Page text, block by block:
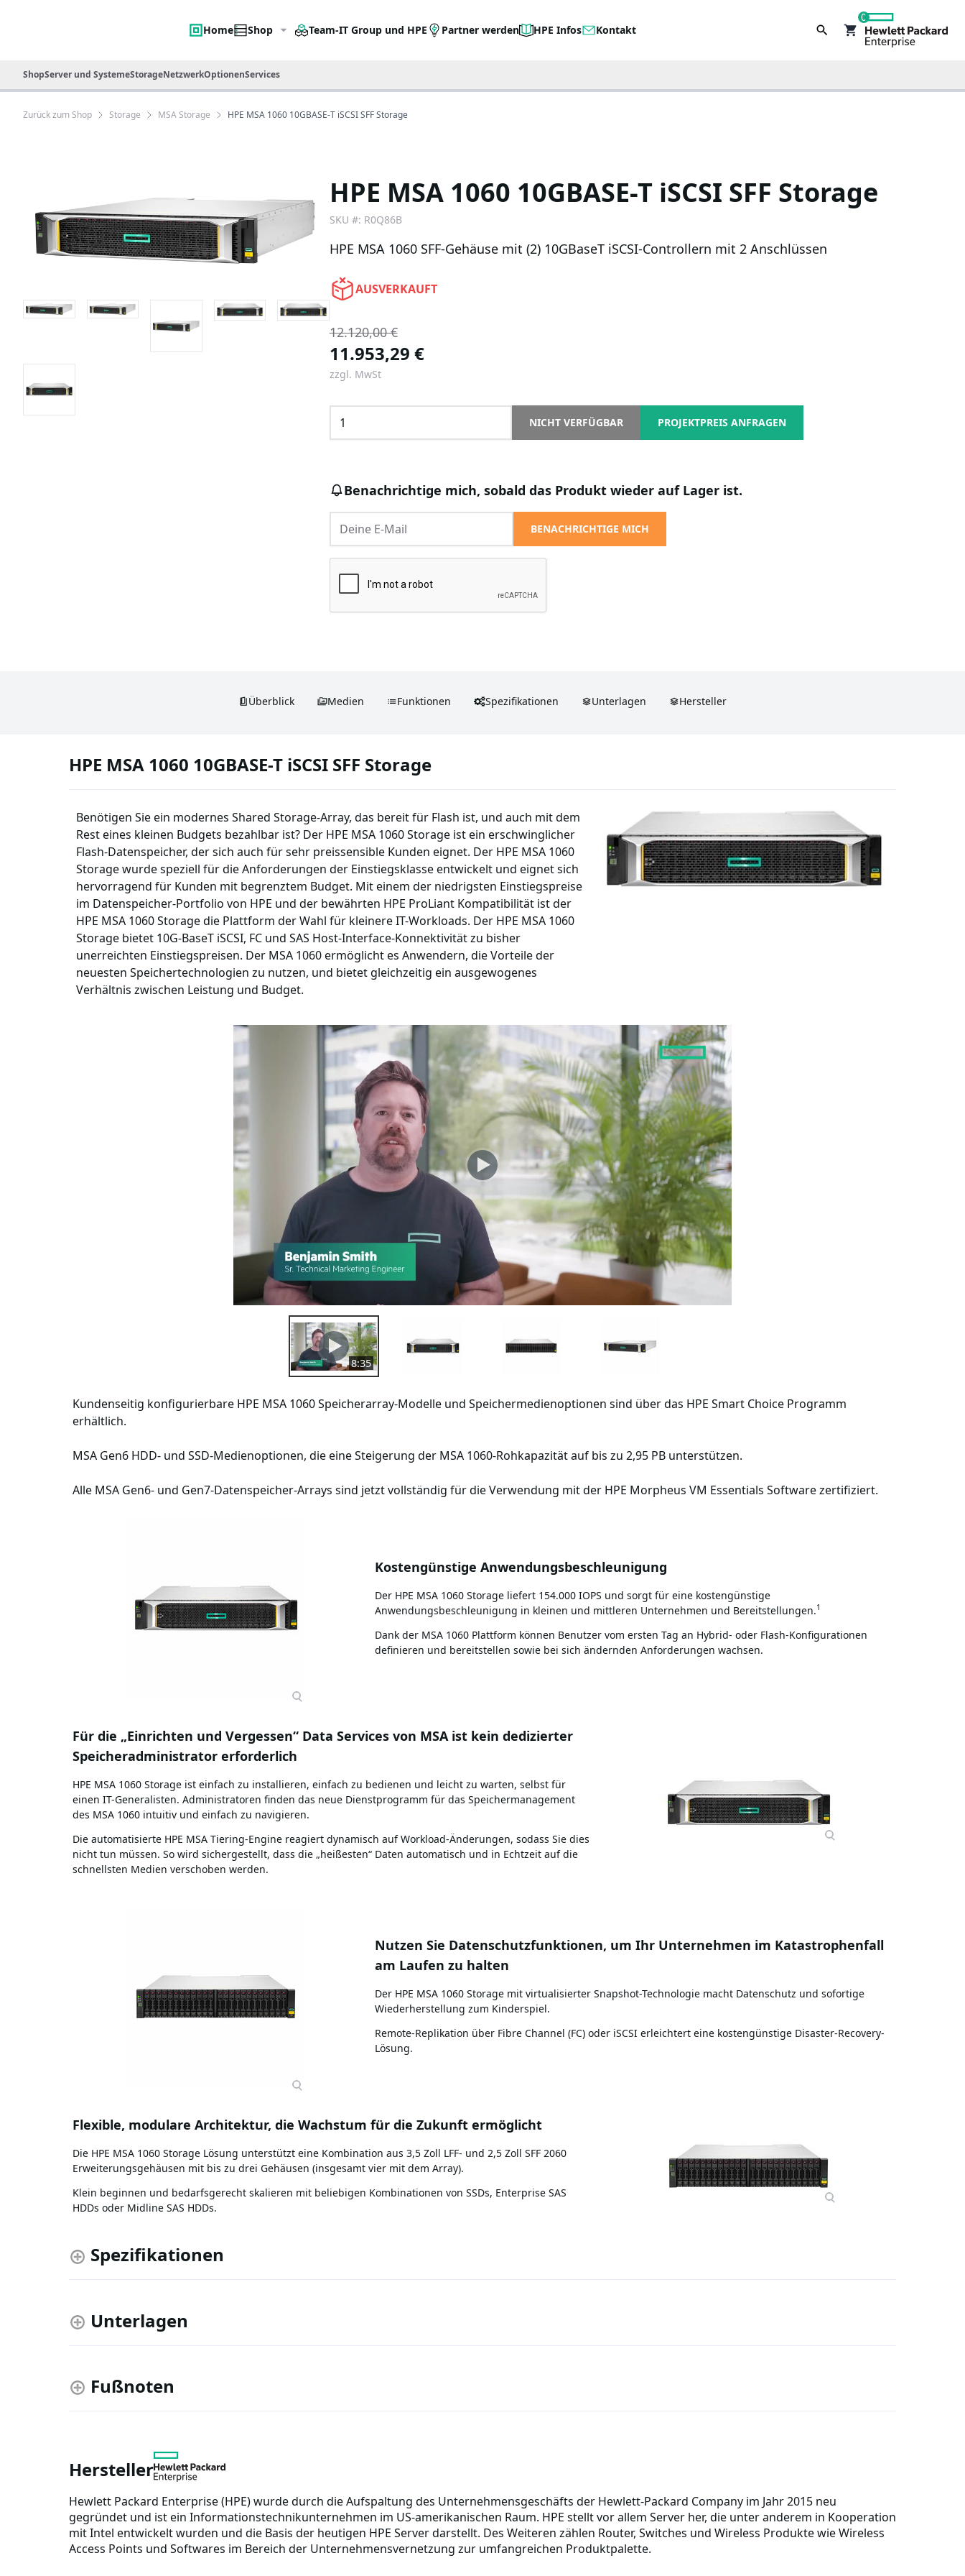
Home Shop Team-IT Group und HPE Partner werden HPE Infos Kontakt
0
ShopServer und SystemeStorageNetzwerkOptionenServices
Zurück zum Shop Storage MSA Storage HPE MSA 1060 10GBASE-T iSCSI SFF Storage
HPE MSA 1060 10GBASE-T iSCSI SFF Storage
SKU #: R0Q86B
HPE MSA 1060 SFF-Gehäuse mit (2) 10GBaseT iSCSI-Controllern mit 2 Anschlüssen
AUSVERKAUFT
12.120,00 €
11.953,29 €
zzgl. MwSt
NICHT VERFÜGBAR PROJEKTPREIS ANFRAGEN
Benachrichtige mich, sobald das Produkt wieder auf Lager ist.
BENACHRICHTIGE MICH
Überblick Medien Funktionen Spezifikationen Unterlagen Hersteller
HPE MSA 1060 10GBASE-T iSCSI SFF Storage
Benötigen Sie ein modernes Shared Storage-Array, das bereit für Flash ist, und auch mit dem
Rest eines kleinen Budgets bezahlbar ist? Der HPE MSA 1060 Storage ist ein erschwinglicher
Flash-Datenspeicher, der sich auch für sehr preissensible Kunden eignet. Der HPE MSA 1060
Storage wurde speziell für die Anforderungen der Einstiegsklasse entwickelt und eignet sich
hervorragend für Kunden mit begrenztem Budget. Mit einem der niedrigsten Einstiegspreise
im Datenspeicher-Portfolio von HPE und der bewährten HPE ProLiant Kompatibilität ist der
HPE MSA 1060 Storage die Plattform der Wahl für kleinere IT-Workloads. Der HPE MSA 1060
Storage bietet 10G-BaseT iSCSI, FC und SAS Host-Interface-Konnektivität zu bisher
unerreichten Einstiegspreisen. Der MSA 1060 ermöglicht es Anwendern, die Vorteile der
neuesten Speichertechnologien zu nutzen, und bietet gleichzeitig ein ausgewogenes
Verhältnis zwischen Leistung und Budget.
8:35
Kundenseitig konfigurierbare HPE MSA 1060 Speicherarray-Modelle und Speichermedienoptionen sind über das HPE Smart Choice Programm
erhältlich.
MSA Gen6 HDD- und SSD-Medienoptionen, die eine Steigerung der MSA 1060-Rohkapazität auf bis zu 2,95 PB unterstützen.
Alle MSA Gen6- und Gen7-Datenspeicher-Arrays sind jetzt vollständig für die Verwendung mit der HPE Morpheus VM Essentials Software zertifiziert.
Kostengünstige Anwendungsbeschleunigung
Der HPE MSA 1060 Storage liefert 154.000 IOPS und sorgt für eine kostengünstige
Anwendungsbeschleunigung in kleinen und mittleren Unternehmen und Bereitstellungen.1
Dank der MSA 1060 Plattform können Benutzer vom ersten Tag an Hybrid- oder Flash-Konfigurationen
definieren und bereitstellen sowie bei sich ändernden Anforderungen wachsen.
Für die „Einrichten und Vergessen“ Data Services von MSA ist kein dedizierter
Speicheradministrator erforderlich
HPE MSA 1060 Storage ist einfach zu installieren, einfach zu bedienen und leicht zu warten, selbst für
einen IT-Generalisten. Administratoren finden das neue Dienstprogramm für das Speichermanagement
des MSA 1060 intuitiv und einfach zu navigieren.
Die automatisierte HPE MSA Tiering-Engine reagiert dynamisch auf Workload-Änderungen, sodass Sie dies
nicht tun müssen. So wird sichergestellt, dass die „heißesten“ Daten automatisch und in Echtzeit auf die
schnellsten Medien verschoben werden.
Nutzen Sie Datenschutzfunktionen, um Ihr Unternehmen im Katastrophenfall
am Laufen zu halten
Der HPE MSA 1060 Storage mit virtualisierter Snapshot-Technologie macht Datenschutz und sofortige
Wiederherstellung zum Kinderspiel.
Remote-Replikation über Fibre Channel (FC) oder iSCSI erleichtert eine kostengünstige Disaster-Recovery-
Lösung.
Flexible, modulare Architektur, die Wachstum für die Zukunft ermöglicht
Die HPE MSA 1060 Storage Lösung unterstützt eine Kombination aus 3,5 Zoll LFF- und 2,5 Zoll SFF 2060
Erweiterungsgehäusen mit bis zu drei Gehäusen (insgesamt vier mit dem Array).
Klein beginnen und bedarfsgerecht skalieren mit beliebigen Kombinationen von SSDs, Enterprise SAS
HDDs oder Midline SAS HDDs.
Spezifikationen
Unterlagen
Fußnoten
Hersteller
Hewlett Packard Enterprise (HPE) wurde durch die Aufspaltung des Unternehmensgeschäfts der Hewlett-Packard Company im Jahr 2015 neu
gegründet und ist ein Informationstechnikunternehmen im US-amerikanischen Raum. HPE stellt vor allem Server her, die unter anderem in Kooperation
mit Intel entwickelt wurden und die Basis der heutigen HPE Server darstellt. Des Weiteren zählen Router, Switches und Wireless Produkte wie Wireless
Access Points und Softwares im Bereich der Unternehmensvernetzung zur umfangreichen Produktpalette.